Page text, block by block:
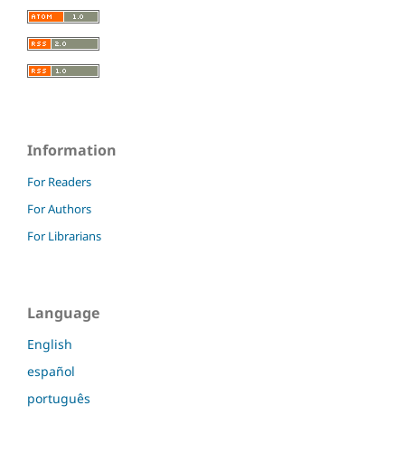
Information
For Readers
For Authors
For Librarians
Language
English
español
português